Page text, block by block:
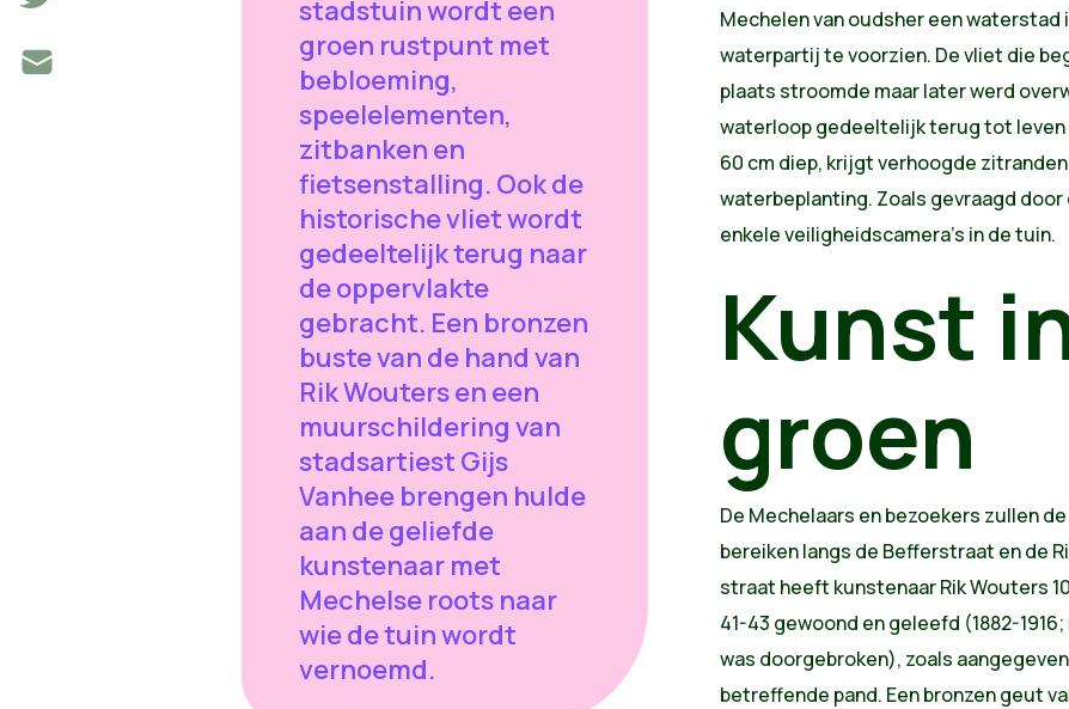
stadstuin wordt een
groen rustpunt met
bebloeming,
speelelementen,
zitbanken en
fietsenstalling. Ook de
historische vliet wordt
gedeeltelijk terug naar
de oppervlakte
gebracht. Een bronzen
buste van de hand van
Rik Wouters en een
muurschildering van
stadsartiest Gijs
Vanhee brengen hulde
aan de geliefde
kunstenaar met
Mechelse roots naar
wie de tuin wordt
vernoemd.
Mechelen van oudsher een waterstad
waterpartij te voorzien. De vliet die
plaats stroomde maar later werd
waterloop gedeeltelijk terug tot
60 cm diep, krijgt verhoogde
waterbeplanting. Zoals gevraagd
enkele veiligheidscamera's in de tuin.
Kunst
groen
De Mechelaars en bezoekers zullen
bereiken langs de Befferstraat en de
straat heeft kunstenaar Rik Wouters
41-43 gewoond en geleefd (1882-
was doorgebroken), zoals
betreffende pand. Een bronzen geut